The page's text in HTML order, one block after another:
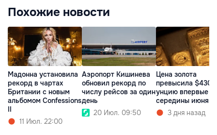
Похожие новости
Мадонна установила
рекорд в чартах
Британии с новым
альбомом Confessions
II
11 Июл. 22:00
Аэропорт Кишинева
обновил рекорд по
числу рейсов за один
день
20 Июл. 09:50
Цена золота
превысила $4300
унцию впервые с
середины июня
3 дня назад